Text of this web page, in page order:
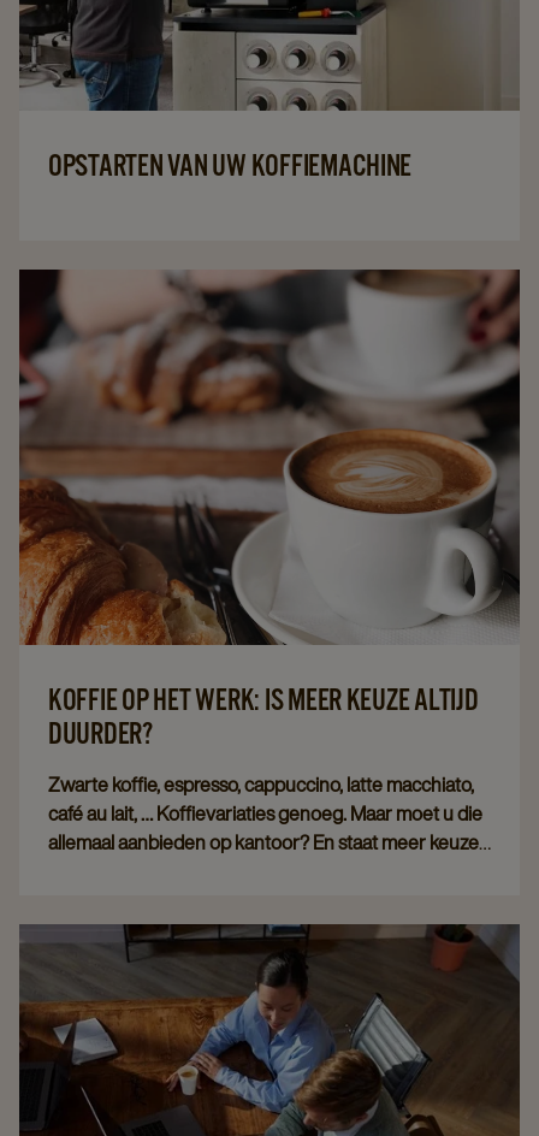
OPSTARTEN VAN UW KOFFIEMACHINE
KOFFIE OP HET WERK: IS MEER KEUZE ALTIJD
DUURDER?
Zwarte koffie, espresso, cappuccino, latte macchiato,
café au lait, … Koffievariaties genoeg. Maar moet u die
allemaal aanbieden op kantoor? En staat meer keuze